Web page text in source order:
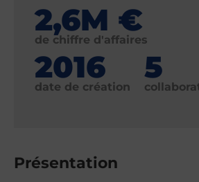
2,6M €
de chiffre d'affaires
2016
date de création
5
Présentation